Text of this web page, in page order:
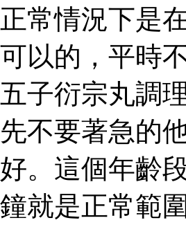
正常情況下是
可以的，平時
五子衍宗丸調
先不要著急的
好。這個年齡
鐘就是正常範